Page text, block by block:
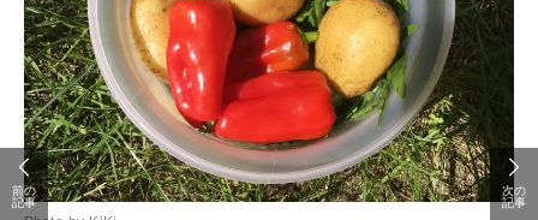
前の
記事
次の
記事